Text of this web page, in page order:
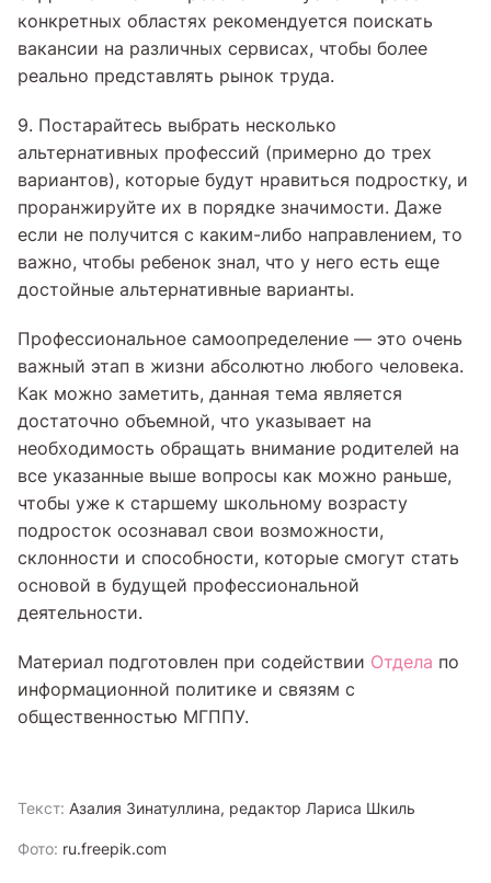
конкретных областях рекомендуется поискать
вакансии на различных сервисах, чтобы более
реально представлять рынок труда.
9. Постарайтесь выбрать несколько
альтернативных профессий (примерно до трех
вариантов), которые будут нравиться подростку, и
проранжируйте их в порядке значимости. Даже
если не получится с каким-либо направлением, то
важно, чтобы ребенок знал, что у него есть еще
достойные альтернативные варианты.
Профессиональное самоопределение — это очень
важный этап в жизни абсолютно любого человека.
Как можно заметить, данная тема является
достаточно объемной, что указывает на
необходимость обращать внимание родителей на
все указанные выше вопросы как можно раньше,
чтобы уже к старшему школьному возрасту
подросток осознавал свои возможности,
склонности и способности, которые смогут стать
основой в будущей профессиональной
деятельности.
Материал подготовлен при содействии Отдела по
информационной политике и связям с
общественностью МГППУ.
Текст: Азалия Зинатуллина, редактор Лариса Шкиль
Фото: ru.freepik.com